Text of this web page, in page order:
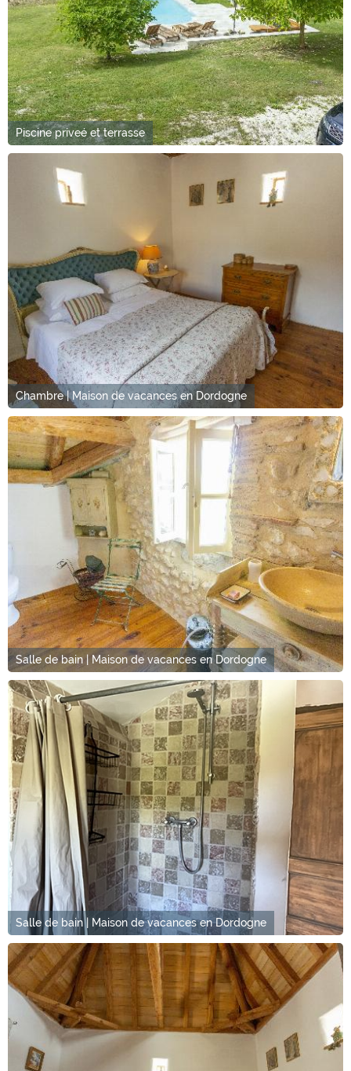
Piscine priveé et terrasse
Chambre | Maison de vacances en Dordogne
Salle de bain | Maison de vacances en Dordogne
Salle de bain | Maison de vacances en Dordogne